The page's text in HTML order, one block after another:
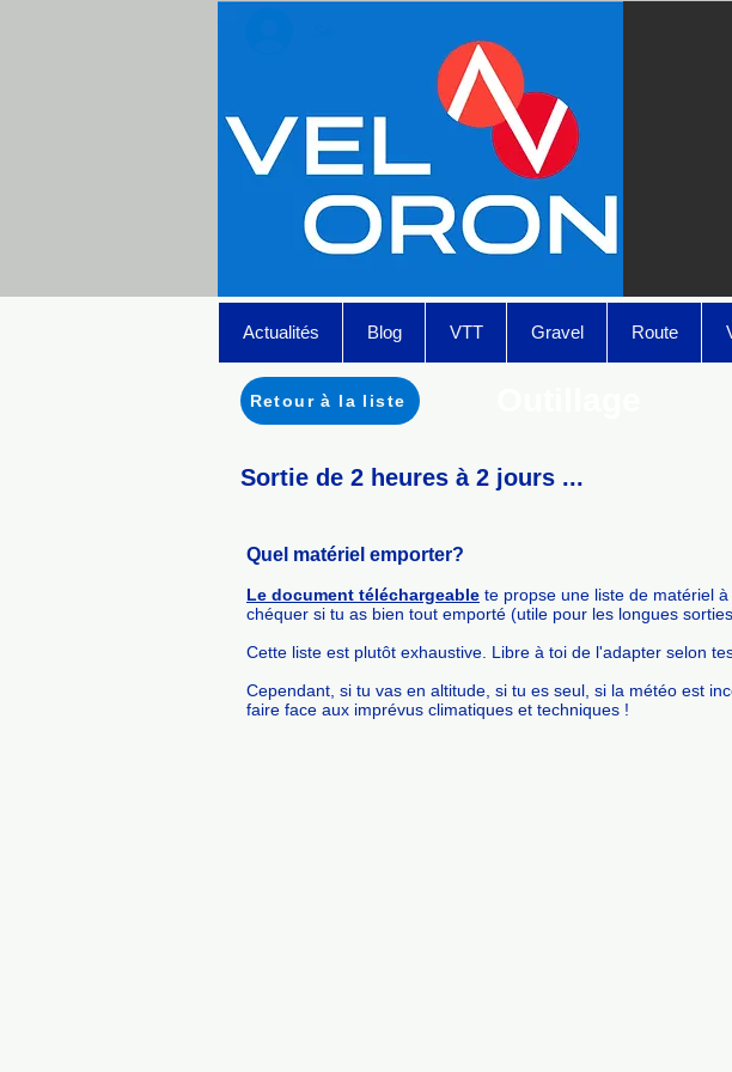
Actualités Blog VTT Gravel Route
Retour à la liste
Sortie de 2 heures à 2 jours ...
Quel matériel emporter?
Le document téléchargeable te propse une liste de matériel
chéquer si tu as bien tout emporté (utile pour les longues
Cette liste est plutôt exhaustive. Libre à toi de l'adapter selon
Cependant, si tu vas en altitude, si tu es seul, si la météo est
faire face aux imprévus climatiques et techniques !